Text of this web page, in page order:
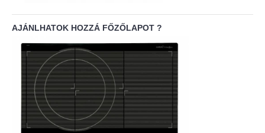
AJÁNLHATOK HOZZÁ FŐZŐLAPOT ?